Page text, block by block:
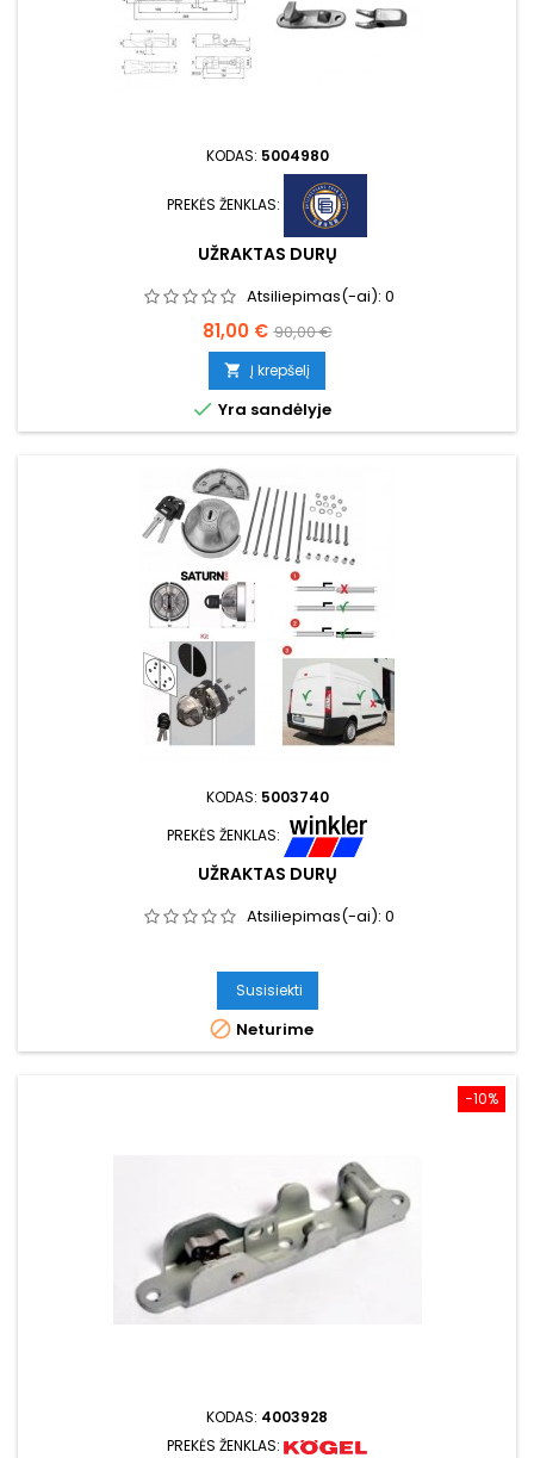
KODAS: 5004980
PREKĖS ŽENKLAS:
UŽRAKTAS DURŲ
Atsiliepimas(-ai): 0
Kaina
81,00 € Bazinė
kaina
90,00 €
 Į krepšelį
 Yra sandėlyje
KODAS: 5003740
PREKĖS ŽENKLAS:
UŽRAKTAS DURŲ
Atsiliepimas(-ai): 0
Susisiekti
 Neturime
−10%
KODAS: 4003928
PREKĖS ŽENKLAS: